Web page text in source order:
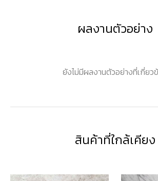
ผลงานตัวอย่าง
ยังไม่มีผลงานตัวอย่างที่เกี่ยว
สินค้าที่ใกล้เคียง